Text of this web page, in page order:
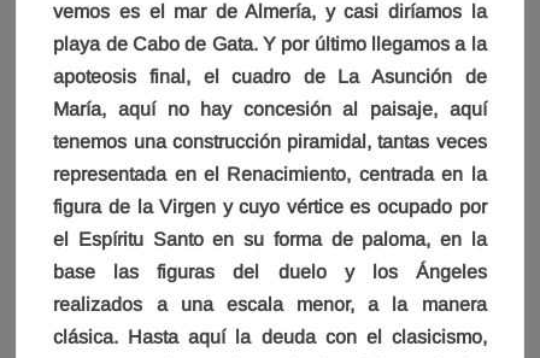
vemos es el mar de Almería, y casi diríamos la
playa de Cabo de Gata. Y por último llegamos a la
apoteosis final, el cuadro de La Asunción de
María, aquí no hay concesión al paisaje, aquí
tenemos una construcción piramidal, tantas veces
representada en el Renacimiento, centrada en la
figura de la Virgen y cuyo vértice es ocupado por
el Espíritu Santo en su forma de paloma, en la
base las figuras del duelo y los Ángeles
realizados a una escala menor, a la manera
clásica. Hasta aquí la deuda con el clasicismo,